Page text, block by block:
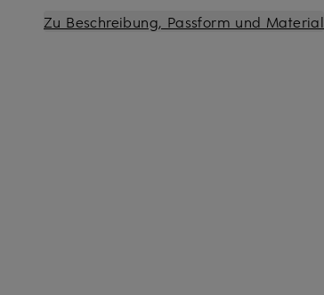
Zu Beschreibung, Passform und Material